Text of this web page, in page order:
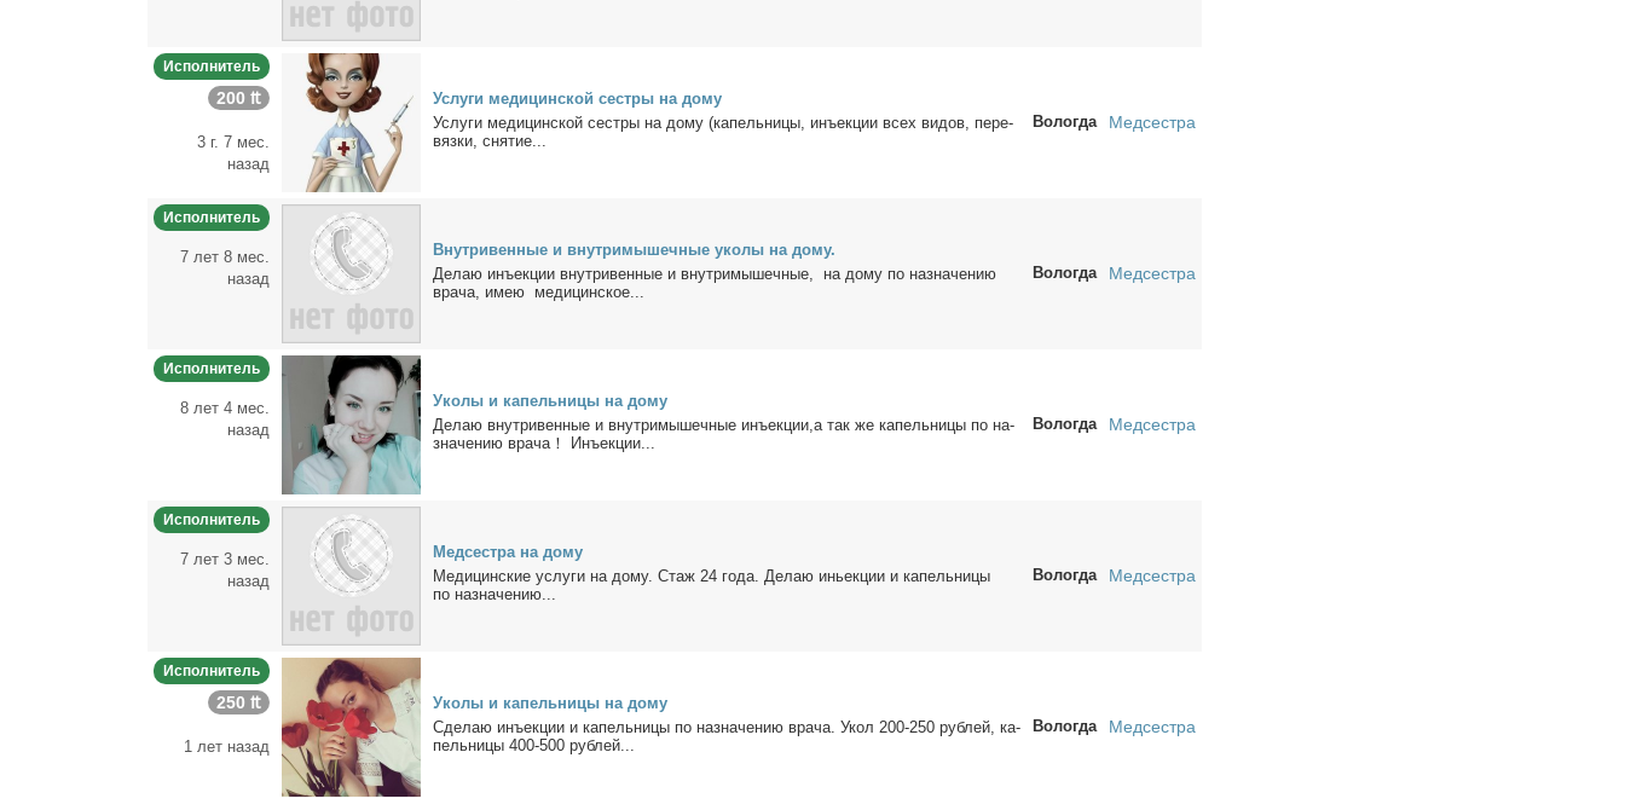
Исполнитель
200 ₶
3 г. 7 мес.
назад
Услу­ги ме­ди­цин­ской сест­ры на до­му
Услу­ги ме­ди­цин­ской сест­ры на до­му (ка­пель­ни­цы, инъ­ек­ции всех ви­дов, пе­ре­
вяз­ки, сня­тие...
Вологда Медсестра
Исполнитель
7 лет 8 мес.
назад
Внут­ри­вен­ные и внут­ри­мы­шеч­ные уко­лы на до­му.
Де­лаю инъ­ек­ции внут­ри­вен­ные и внут­ри­мы­шеч­ные, на до­му по на­зна­че­нию
вра­ча, имею ме­ди­цин­ское...
Вологда Медсестра
Исполнитель
8 лет 4 мес.
назад
Уко­лы и ка­пель­ни­цы на до­му
Де­лаю внут­ри­вен­ные и внут­ри­мы­шеч­ные инъ­ек­ции,а так же ка­пель­ни­цы по на­
зна­че­нию вра­ча！ Инъ­ек­ции...
Вологда Медсестра
Исполнитель
7 лет 3 мес.
назад
Мед­сест­ра на до­му
Ме­ди­цин­ские услу­ги на до­му. Стаж 24 го­да. Де­лаю иньек­ции и ка­пель­ни­цы
по на­зна­че­нию...
Вологда Медсестра
Исполнитель
250 ₶
1 лет назад
Уко­лы и ка­пель­ни­цы на до­му
Сде­лаю инъ­ек­ции и ка­пель­ни­цы по на­зна­че­нию вра­ча. Укол 200-250 руб­лей, ка­
пель­ни­цы 400-500 руб­лей...
Вологда Медсестра